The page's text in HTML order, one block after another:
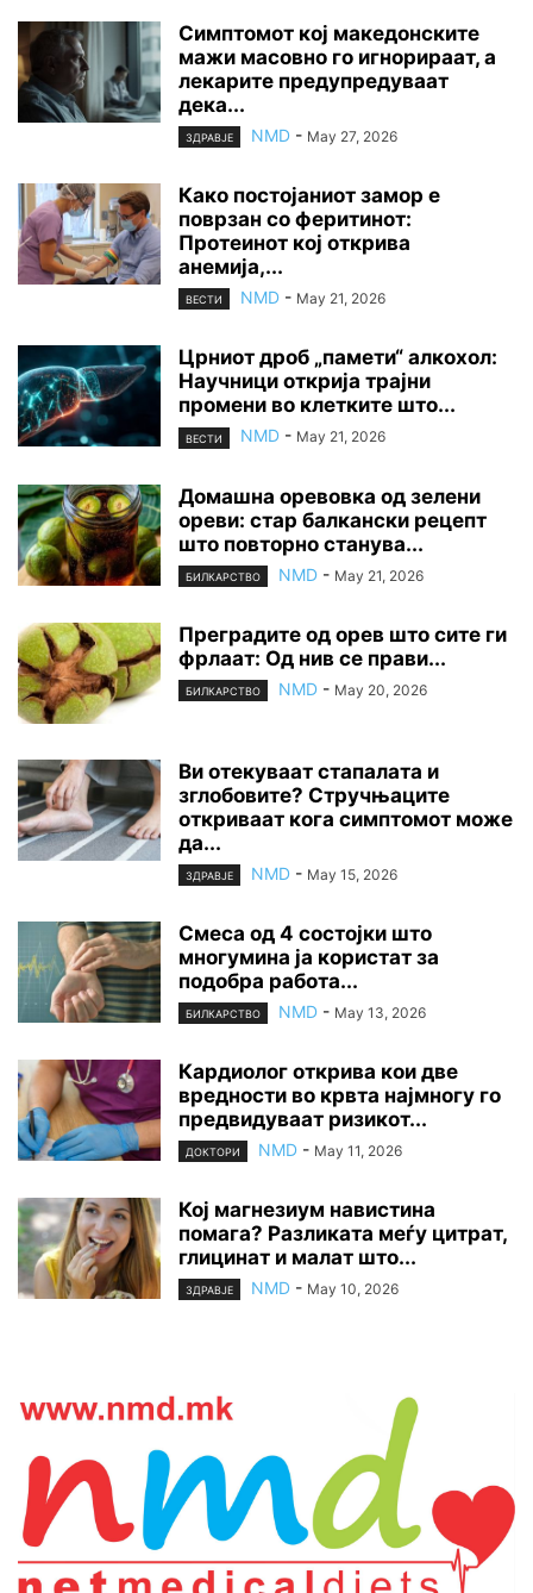
Симптомот кој македонските
мажи масовно го игнорираат, а
лекарите предупредуваат
дека...
ЗДРАВЈЕ NMD - May 27, 2026
Како постојаниот замор е
поврзан со феритинот:
Протеинот кој открива
анемија,...
ВЕСТИ NMD - May 21, 2026
Црниот дроб „памети“ алкохол:
Научници открија трајни
промени во клетките што...
ВЕСТИ NMD - May 21, 2026
Домашна оревовка од зелени
ореви: стар балкански рецепт
што повторно станува...
БИЛКАРСТВО NMD - May 21, 2026
Преградите од орев што сите ги
фрлаат: Од нив се прави...
БИЛКАРСТВО NMD - May 20, 2026
Ви отекуваат стапалата и
зглобовите? Стручњаците
откриваат кога симптомот може
да...
ЗДРАВЈЕ NMD - May 15, 2026
Смеса од 4 состојки што
многумина ја користат за
подобра работа...
БИЛКАРСТВО NMD - May 13, 2026
Кардиолог открива кои две
вредности во крвта најмногу го
предвидуваат ризикот...
ДОКТОРИ NMD - May 11, 2026
Кој магнезиум навистина
помага? Разликата меѓу цитрат,
глицинат и малат што...
ЗДРАВЈЕ NMD - May 10, 2026